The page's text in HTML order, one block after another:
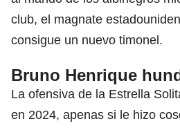
club, el magnate
consigue un nuevo timonel.
Bruno Henrique
La ofensiva de la Estrella
en 2024, apenas si le hizo